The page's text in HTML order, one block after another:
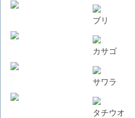
ブリ
カサゴ
サワラ
タチウオ